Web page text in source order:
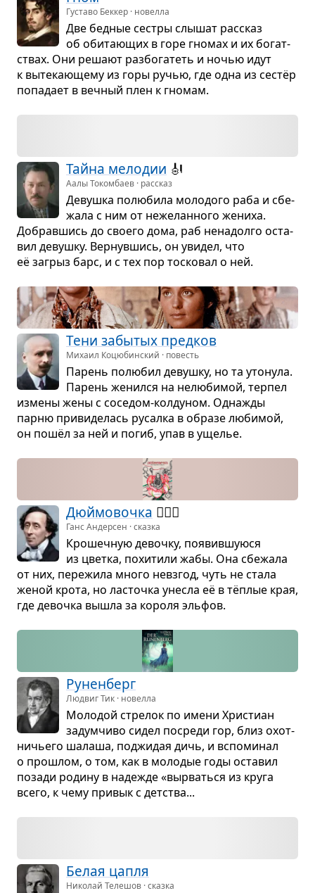
Густаво Беккер · новелла
Две бед­ные сестры слы­шат рас­сказ
об оби­та­ю­щих в горе гно­мах и их богат­
ствах. Они решают раз­бо­га­теть и ночью идут
к выте­ка­ю­щему из горы ручью, где одна из сестёр
попа­дает в веч­ный плен к гно­мам.
Тайна мело­дии 🎻
Аалы Токомбаев · рассказ
Девушка полю­била моло­дого раба и сбе­
жала с ним от неже­лан­ного жениха.
Добрав­шись до сво­его дома, раб нена­долго оста­
вил девушку. Вер­нув­шись, он уви­дел, что
её загрыз барс, и с тех пор тоско­вал о ней.
Тени забы­тых пред­ков
Михаил Коцюбинский · повесть
Парень полю­бил девушку, но та уто­нула.
Парень женился на нелю­би­мой, тер­пел
измены жены с сосе­дом-кол­ду­ном. Одна­жды
парню при­ви­де­лась русалка в образе люби­мой,
он пошёл за ней и погиб, упав в уще­лье.
Дюймо­вочка 🧚🏻‍♀️
Ганс Андерсен · сказка
Кро­шеч­ную девочку, появив­шу­юся
из цветка, похи­тили жабы. Она сбе­жала
от них, пере­жила много невзгод, чуть не стала
женой крота, но ласточка уне­сла её в тёплые края,
где девочка вышла за короля эль­фов.
Рунен­берг
Людвиг Тик · новелла
Моло­дой стре­лок по имени Хри­стиан
задум­чиво сидел посреди гор, близ охот­
ни­чьего шалаша, под­жи­дая дичь, и вспо­ми­нал
о про­шлом, о том, как в моло­дые годы оста­вил
позади родину в наде­жде «вырваться из круга
всего, к чему при­вык с дет­ства...
Белая цапля
Николай Телешов · сказка